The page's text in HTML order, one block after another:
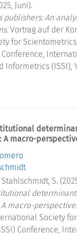
Juni).
publishers: An
Vortrag auf der
for
Informetrics (ISSI),
A macro-
S.
macro-perspective.
Society
Conference,